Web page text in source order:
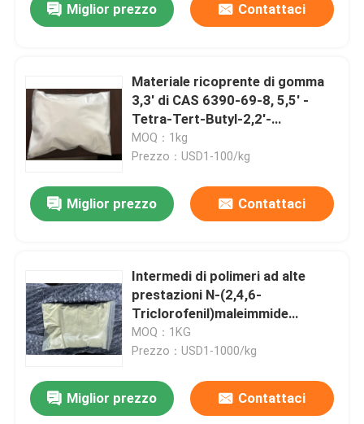
Miglior prezzo Contattaci
Materiale ricoprente di gomma
3,3' di CAS 6390-69-8, 5,5' -
Tetra-Tert-Butyl-2,2'-
Dihydroxybiphenyl
MOQ：1kg
Prezzo：USD1-100/kg
Miglior prezzo Contattaci
Intermedi di polimeri ad alte
prestazioni N-(2,4,6-
Triclorofenil)maleimmide
(TCPMI) CAS 13167-25-4 come
additivo per antiossidanti e
MOQ：1KG
Prezzo：USD1-1000/kg
Miglior prezzo Contattaci